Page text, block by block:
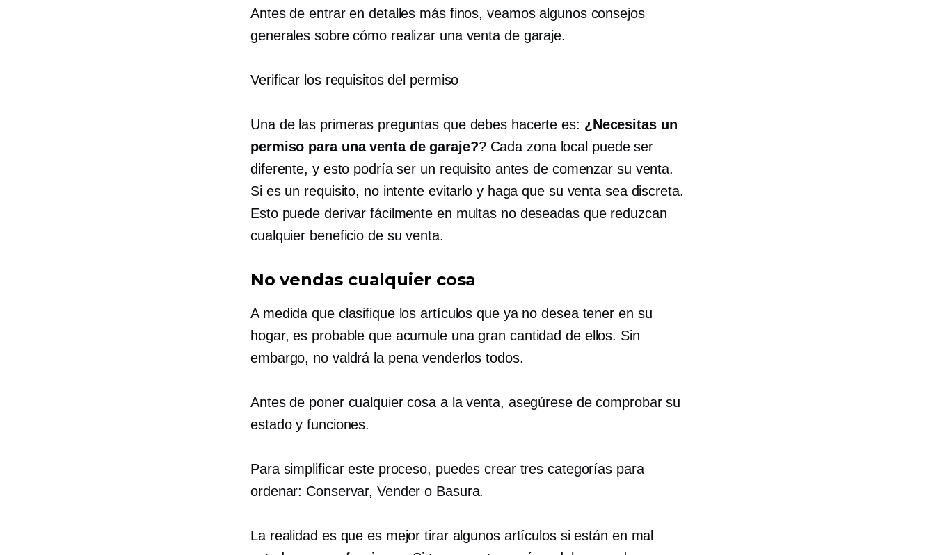
Antes de entrar en detalles más finos, veamos algunos consejos
generales sobre cómo realizar una venta de garaje.
Verificar los requisitos del permiso
Una de las primeras preguntas que debes hacerte es: ¿Necesitas un
permiso para una venta de garaje?? Cada zona local puede ser
diferente, y esto podría ser un requisito antes de comenzar su venta.
Si es un requisito, no intente evitarlo y haga que su venta sea discreta.
Esto puede derivar fácilmente en multas no deseadas que reduzcan
cualquier beneficio de su venta.
No vendas cualquier cosa
A medida que clasifique los artículos que ya no desea tener en su
hogar, es probable que acumule una gran cantidad de ellos. Sin
embargo, no valdrá la pena venderlos todos.
Antes de poner cualquier cosa a la venta, asegúrese de comprobar su
estado y funciones.
Para simplificar este proceso, puedes crear tres categorías para
ordenar: Conservar, Vender o Basura.
La realidad es que es mejor tirar algunos artículos si están en mal